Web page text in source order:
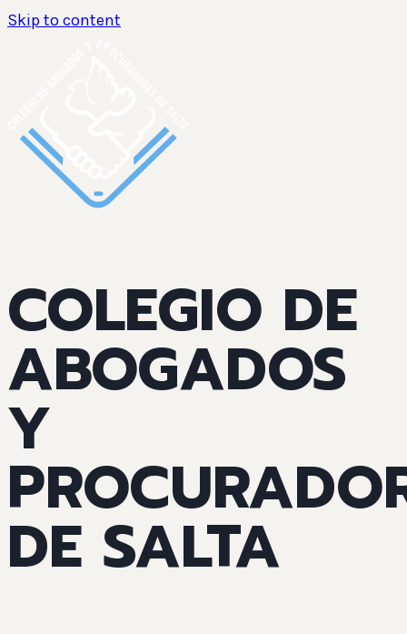
Skip to content
COLEGIO DE
ABOGADOS
Y
DE SALTA